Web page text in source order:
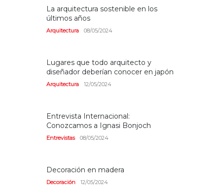
La arquitectura sostenible en los
últimos años
Arquitectura 08/05/2024
Lugares que todo arquitecto y
diseñador deberían conocer en japón
Arquitectura 12/05/2024
Entrevista Internacional:
Conozcamos a Ignasi Bonjoch
Entrevistas 08/05/2024
Decoración en madera
Decoración 12/05/2024